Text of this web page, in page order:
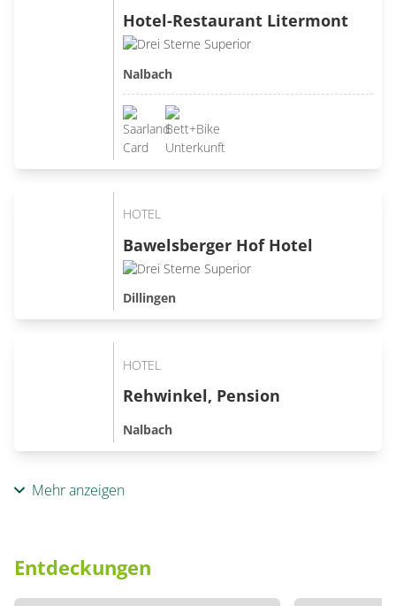
Hotel-Restaurant Litermont
Nalbach
HOTEL
Bawelsberger Hof Hotel
Dillingen
HOTEL
Rehwinkel, Pension
Nalbach
Mehr anzeigen
Entdeckungen